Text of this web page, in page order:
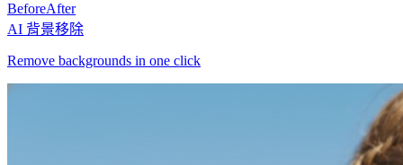
BeforeAfter
AI 背景移除
Remove backgrounds in one click